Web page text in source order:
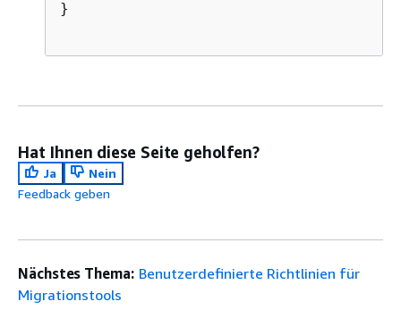
}
Hat Ihnen diese Seite geholfen?
Ja
Nein
Feedback geben
Nächstes Thema: Benutzerdefinierte Richtlinien für
Migrationstools